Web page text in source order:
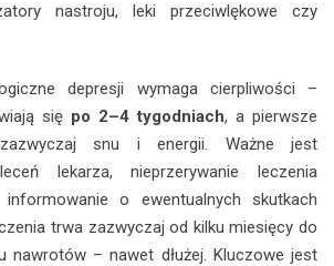
nastroju, leki przeciwlękowe czy
depresji wymaga cierpliwości –
się po 2–4 tygodniach, a pierwsze
snu i energii. Ważne jest
lekarza, nieprzerywanie leczenia
o ewentualnych skutkach
trwa zazwyczaj od kilku miesięcy do
nawrotów – nawet dłużej. Kluczowe jest